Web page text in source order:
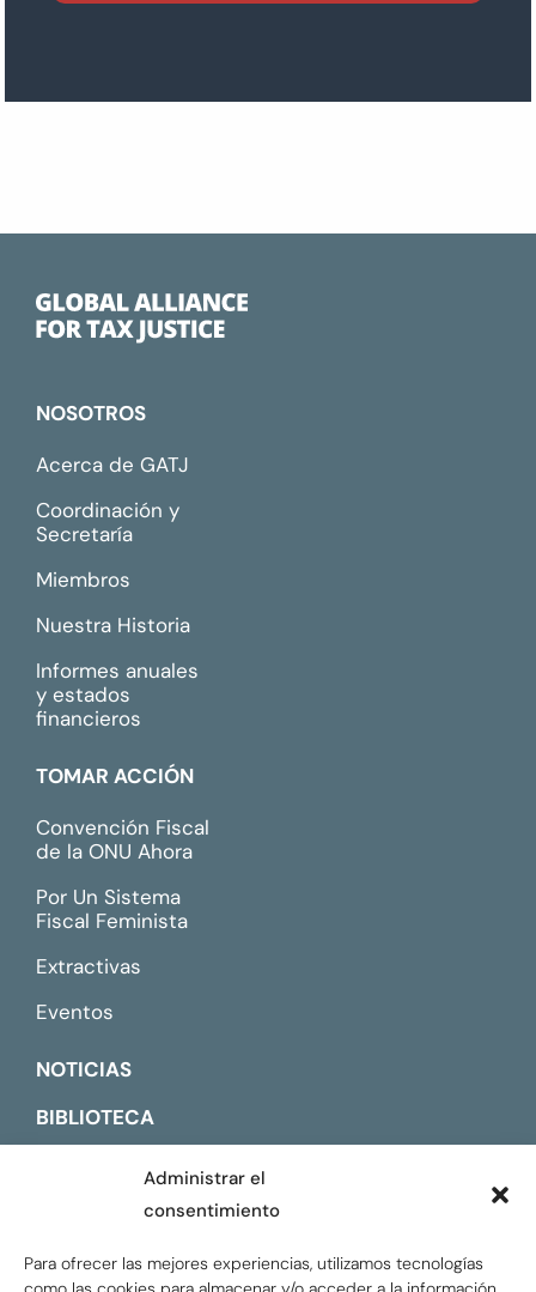
Administrar el
consentimiento
Para ofrecer las mejores experiencias, utilizamos tecnologías
NOSOTROS
Acerca de GATJ
Coordinación y
Secretaría
Miembros
Nuestra Historia
Informes anuales
y estados
financieros
TOMAR ACCIÓN
Convención Fiscal
de la ONU Ahora
Por Un Sistema
Fiscal Feminista
Extractivas
Eventos
NOTICIAS
BIBLIOTECA